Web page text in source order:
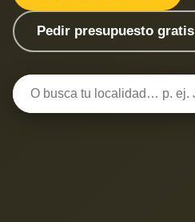
Pedir presupuesto gratis